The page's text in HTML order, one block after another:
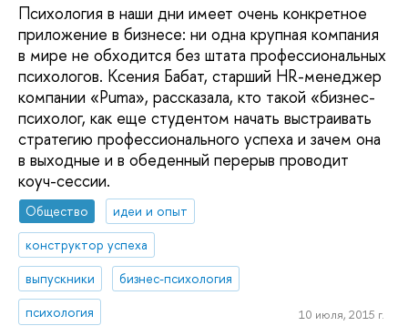
Психология в наши дни имеет очень конкретное
приложение в бизнесе: ни одна крупная компания
в мире не обходится без штата профессиональных
психологов. Ксения Бабат, старший HR-менеджер
компании «Puma», рассказала, кто такой «бизнес-
психолог, как еще студентом начать выстраивать
стратегию профессионального успеха и зачем она
в выходные и в обеденный перерыв проводит
коуч-сессии.
Общество
идеи и опыт
конструктор успеха
выпускники
бизнес-психология
психология
10 июля, 2015 г.